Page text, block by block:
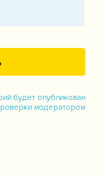
будет опубликован
модератором